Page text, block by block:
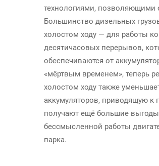
технологиями, позволяющими
Большинство дизельных
холостом ходу — для работы
десятичасовых перерывов,
обеспечиваются от
«мёртвым временем», теперь
холостом ходу также
аккумуляторов, приводящую
получают ещё большие
бессмысленной работы
парка.